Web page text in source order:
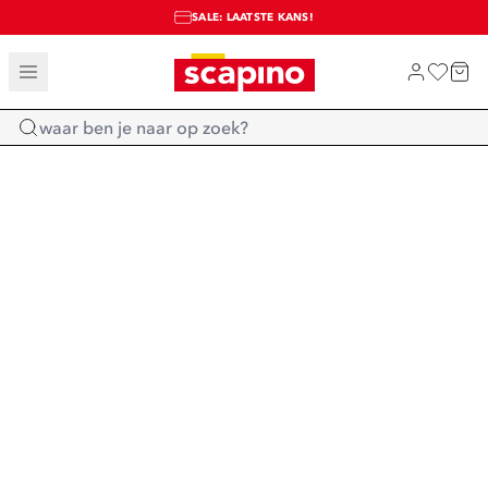
TOT 70% KORTING OP SALE
SALE: LAATSTE KANS!
SHOP NIEUW
Home